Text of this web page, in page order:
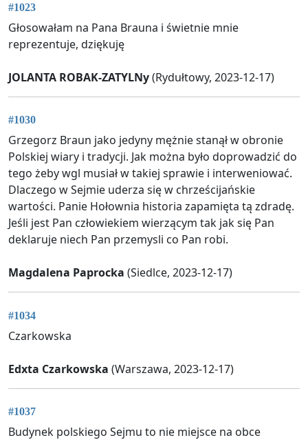
#1023
Głosowałam na Pana Brauna i świetnie mnie
reprezentuje, dziękuję
JOLANTA ROBAK-ZATYLNy(Rydułtowy, 2023-12-17)
#1030
Grzegorz Braun jako jedyny mężnie stanął w obronie
Polskiej wiary i tradycji. Jak można było doprowadzić do
tego żeby wgl musiał w takiej sprawie i interweniować.
Dlaczego w Sejmie uderza się w chrześcijańskie
wartości. Panie Hołownia historia zapamięta tą zdradę.
Jeśli jest Pan człowiekiem wierzącym tak jak się Pan
deklaruje niech Pan przemysli co Pan robi.
Magdalena Paprocka (Siedlce, 2023-12-17)
#1034
Czarkowska
Edxta Czarkowska (Warszawa, 2023-12-17)
#1037
Budynek polskiego Sejmu to nie miejsce na obce